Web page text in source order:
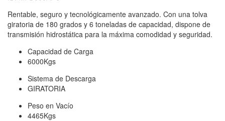
Rentable, seguro y tecnológicamente avanzado. Con una tolva
giratoria de 180 grados y 6 toneladas de capacidad, dispone de
transmisión hidrostática para la máxima comodidad y seguridad.
Capacidad de Carga
6000Kgs
Sistema de Descarga
GIRATORIA
Peso en Vacío
4465Kgs